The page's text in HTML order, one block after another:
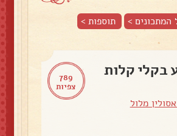
המתכונים > תוספות>
789
צפיות
בקלי קלות
מלול